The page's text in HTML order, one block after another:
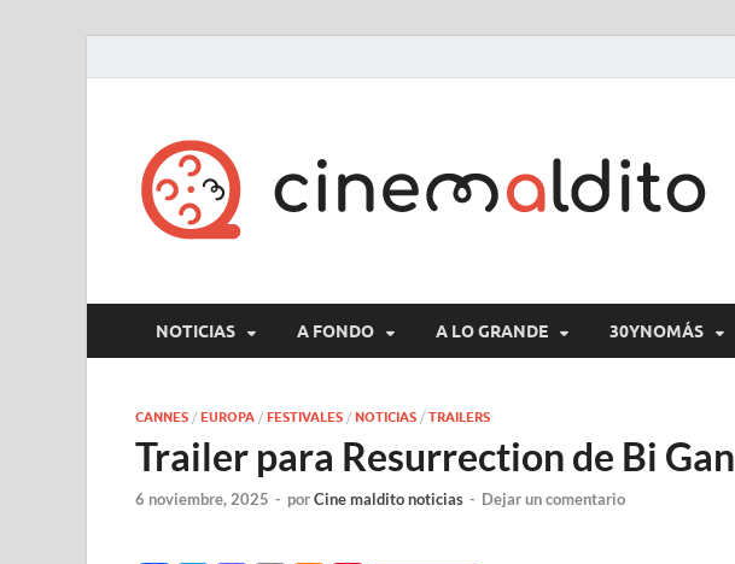
NOTICIAS A FONDO A LO GRANDE 30YNOMÁS
CANNES / EUROPA / FESTIVALES / NOTICIAS / TRAILERS
Trailer para Resurrection de Bi Gan
6 noviembre, 2025 - porCine maldito noticias - Dejar un comentario